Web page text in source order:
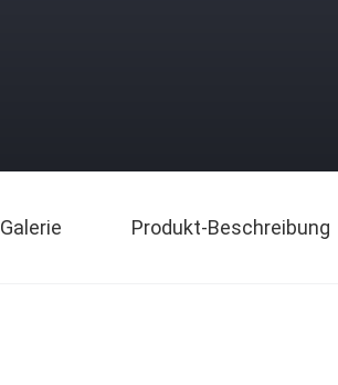
Galerie Produkt-Beschreibung